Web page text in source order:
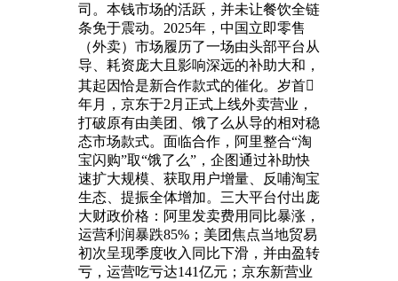
司。本钱市场的活跃，并未让餐饮全链
条免于震动。2025年，中国立即零售
（外卖）市场履历了一场由头部平台从
导、耗资庞大且影响深远的补助大和，
其起因恰是新合作款式的催化。岁首
年月，京东于2月正式上线外卖营业，
打破原有由美团、饿了么从导的相对稳
态市场款式。面临合作，阿里整合“淘
宝闪购”取“饿了么”，企图通过补助快
速扩大规模、获取用户增量、反哺淘宝
生态、提振全体增加。三大平台付出庞
大财政价格：阿里发卖费用同比暴涨，
运营利润暴跌85%；美团焦点当地贸易
初次呈现季度收入同比下滑，并由盈转
亏，运营吃亏达141亿元；京东新营业